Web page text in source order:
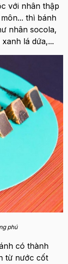
với nhân thập
thì bánh
nhân socola,
lá dứa,...
phú
có thành
từ nước cốt